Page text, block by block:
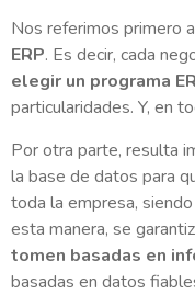
Nos referimos primero
ERP. Es decir, cada
elegir un programa
particularidades. Y, en
Por otra parte, resulta
la base de datos para
toda la empresa,
esta manera, se
tomen basadas en
basadas en datos